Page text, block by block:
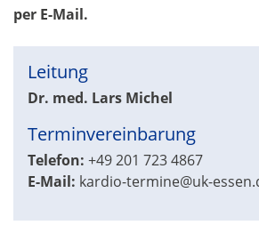
per E-Mail.
Leitung
Dr. med. Lars Michel
Terminvereinbarung
Telefon: +49 201 723 4867
E-Mail: kardio-termine@uk-